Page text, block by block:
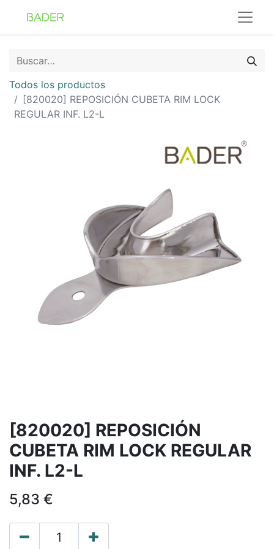
Todos los productos
[820020] REPOSICIÓN CUBETA RIM LOCK
REGULAR INF. L2-L
[820020] REPOSICIÓN
CUBETA RIM LOCK REGULAR
INF. L2-L
5,83 €